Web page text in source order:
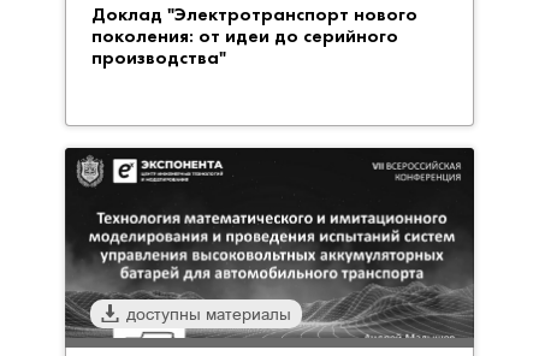
Доклад "Электротранспорт нового
поколения: от идеи до серийного
производства"
доступны материалы